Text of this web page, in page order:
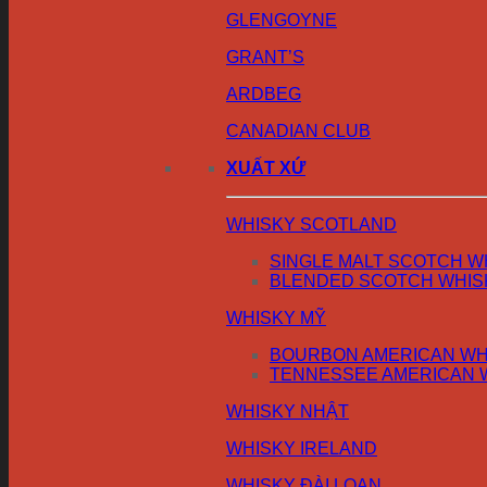
GLENGOYNE
GRANT’S
ARDBEG
CANADIAN CLUB
XUẤT XỨ
WHISKY SCOTLAND
SINGLE MALT SCOTCH
BLENDED SCOTCH
WHISKY MỸ
BOURBON AMERICAN
TENNESSEE AMERICAN
WHISKY NHẬT
WHISKY IRELAND